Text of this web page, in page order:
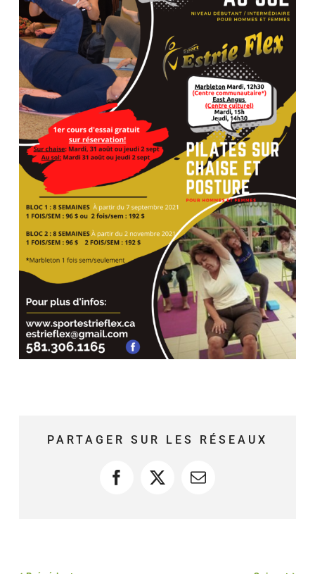
PARTAGER SUR LES RÉSEAUX
Facebook
X Courriel